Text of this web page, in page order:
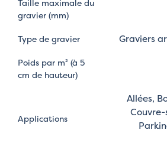
Taille maximale du
gravier (mm)
Type de gravier Graviers
Poids par m² (à 5
cm de hauteur)
Applications
Allées,
Couvre-